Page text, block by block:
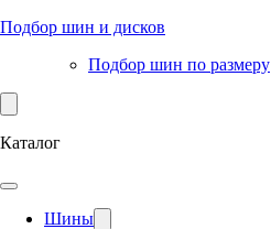
Подбор шин и дисков
Подбор шин по размеру
Каталог
Шины